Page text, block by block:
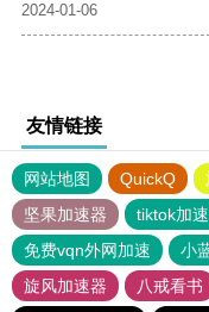
2024-01-06
友情链接
网站地图 QuickQ
坚果加速器
tiktok加
免费vqn外网加速
小
旋风加速器
八戒看书